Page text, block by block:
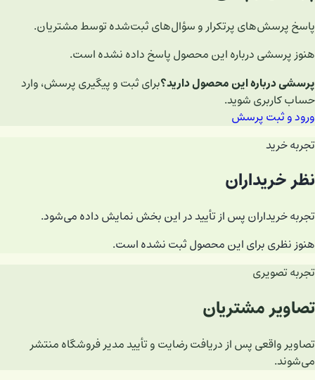
پاسخ پرسش‌های پرتکرار و سؤال‌های ثبت‌شده توسط مشتریان.
هنوز پرسشی درباره این محصول پاسخ داده نشده است.
پرسشی درباره این محصول دارید؟برای ثبت و پیگیری پرسش، وارد
حساب کاربری شوید.
ورود و ثبت پرسش
تجربه خرید
نظر خریداران
تجربه خریداران پس از تأیید در این بخش نمایش داده می‌شود.
هنوز نظری برای این محصول ثبت نشده است.
تجربه تصویری
تصاویر مشتریان
تصاویر واقعی پس از دریافت رضایت و تأیید مدیر فروشگاه منتشر
می‌شوند.